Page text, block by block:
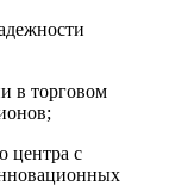
в торговом
центра с